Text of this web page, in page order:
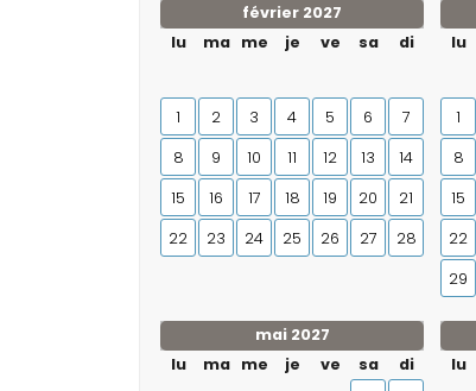
février 2027
lu
ma me je ve sa di
1 2 3 4 5 6
7
8
9 10 11 12 13
14
15
16 17 18 19 20
21
22
23 24 25 26 27 28
lu
1
8
15
22
29
mai 2027
lu
ma me je ve sa
di
lu